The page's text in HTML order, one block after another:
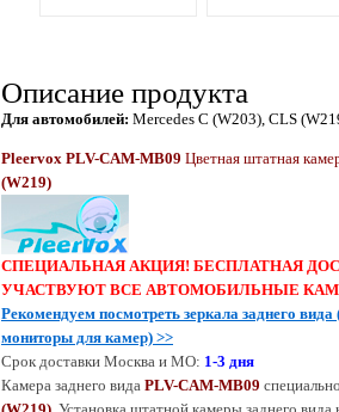
Описание продукта
Для автомобилей: Mercedes С (W203), CLS
Pleervox PLV-CAM-MB09 Цветная штатная
(W219)
СПЕЦИАЛЬНАЯ АКЦИЯ! БЕСПЛАТНАЯ
УЧАСТВУЮТ ВСЕ АВТОМОБИЛЬНЫЕ
Рекомендуем посмотреть зеркала заднего вида
мониторы для камер) >>
Срок доставки Москва и МО: 1-3 дня
Камера заднего вида PLV-CAM-MB09